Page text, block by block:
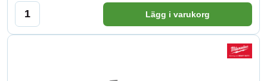
Lägg i varukorg